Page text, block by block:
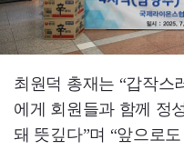
최원덕 총재는 “갑작스
에게 회원들과 함께 정
돼 뜻깊다”며 “앞으로